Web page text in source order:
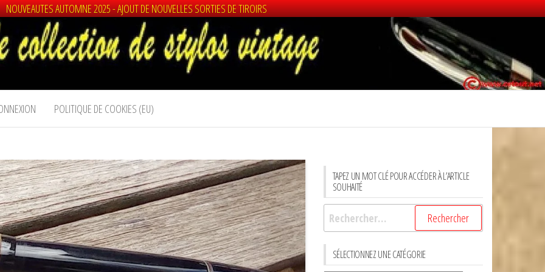
NOUVEAUTES AUTOMNE 2025 - AJOUT DE NOUVELLES SORTIES DE TIROIRS
POLITIQUE DE COOKIES (EU)
TAPEZ UN MOT CLÉ POUR ACCÉDER À L’ARTICLE
SOUHAITÉ
Rechercher :
SÉLECTIONNEZ UNE CATÉGORIE